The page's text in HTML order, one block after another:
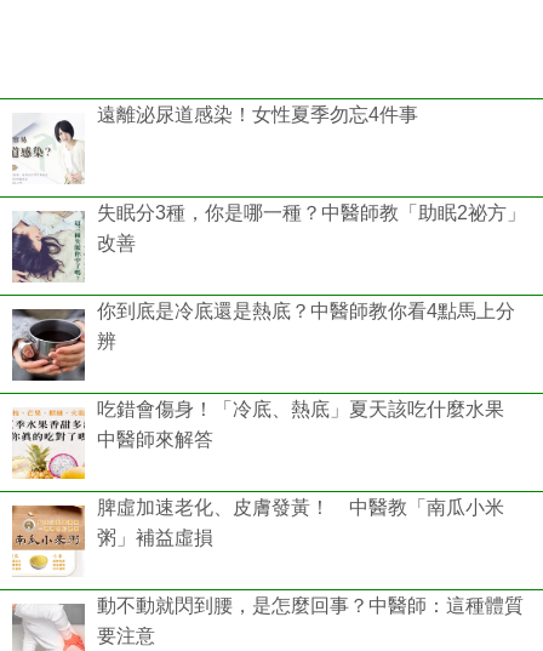
遠離泌尿道感染！女性夏季勿忘4件事
失眠分3種，你是哪一種？中醫師教「助眠2祕方」
改善
你到底是冷底還是熱底？中醫師教你看4點馬上分
辨
吃錯會傷身！「冷底、熱底」夏天該吃什麼水果
中醫師來解答
脾虛加速老化、皮膚發黃！ 中醫教「南瓜小米
粥」補益虛損
動不動就閃到腰，是怎麼回事？中醫師：這種體質
要注意